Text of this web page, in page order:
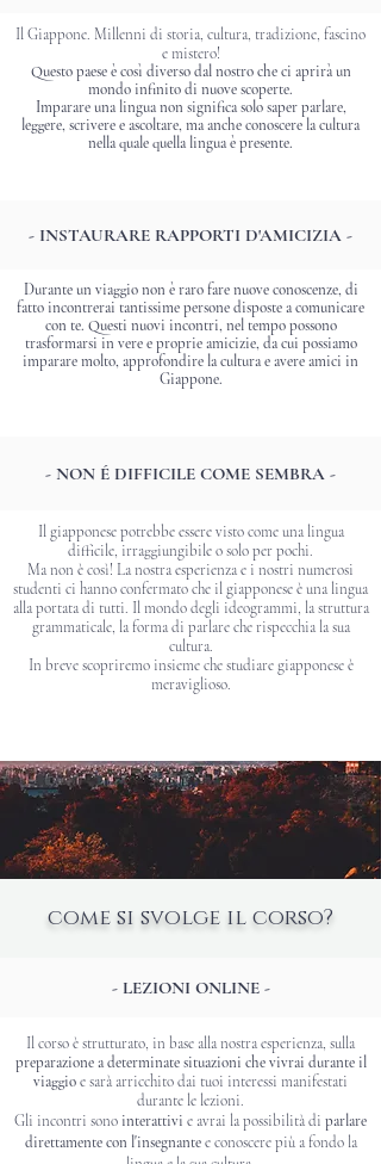
Il Giappone. Millenni di storia, cultura, tradizione, fascino
e mistero!
Questo paese è così diverso dal nostro che ci aprirà un
mondo infinito di nuove scoperte.
Imparare una lingua non significa solo saper parlare,
leggere, scrivere e ascoltare, ma anche conoscere la cultura
nella quale quella lingua è presente.
- INSTAURARE RAPPORTI D'AMICIZIA -
Durante un viaggio non è raro fare nuove conoscenze, di
fatto incontrerai tantissime persone disposte a comunicare
con te. Questi nuovi incontri, nel tempo possono
trasformarsi in vere e proprie amicizie, da cui possiamo
imparare molto, approfondire la cultura e avere amici in
Giappone.
- NON É DIFFICILE COME SEMBRA -
Il giapponese potrebbe essere visto come una lingua
difficile, irraggiungibile o solo per pochi.
Ma non è così! La nostra esperienza e i nostri numerosi
studenti ci hanno confermato che il giapponese è una lingua
alla portata di tutti. Il mondo degli ideogrammi, la struttura
grammaticale, la forma di parlare che rispecchia la sua
cultura.
In breve scopriremo insieme che studiare giapponese è
meraviglioso.
come si svolge il corso?
- LEZIONI ONLINE -
Il corso è strutturato, in base alla nostra esperienza, sulla
preparazione a determinate situazioni che vivrai durante il
viaggioesarà arricchito dai tuoi interessi manifestati
durante le lezioni.
Gli incontri sono interattivi e avrai la possibilità di parlare
direttamente con l'insegnantee conoscere più a fondo la